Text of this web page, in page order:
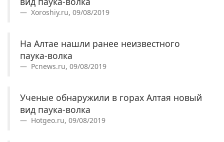
Xoroshiy.ru, 09/08/2019
На Алтае нашли ранее неизвестного
паука-волка
Pcnews.ru, 09/08/2019
Ученые обнаружили в горах Алтая новый
вид паука-волка
Hotgeo.ru, 09/08/2019